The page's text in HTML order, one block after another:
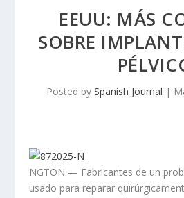
EEUU: MÁS
SOBRE
Posted by Spanish Journal |
NGTON — Fabricantes de un
usado para reparar